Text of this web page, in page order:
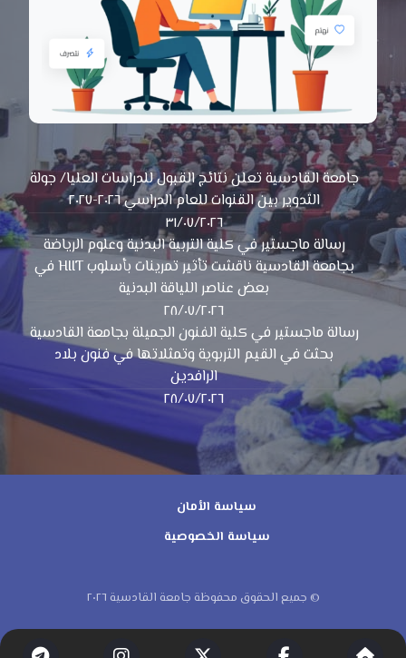
جامعة القادسية تعلن نتائج القبول للدراسات العليا/ جولة
التدوير بين القنوات للعام الدراسي ٢٠٢٦-٢٠٢٧
٣١/٠٧/٢٠٢٦
رسالة ماجستير في كلية التربية البدنية وعلوم الرياضة
بجامعة القادسية ناقشت تأثير تمرينات بأسلوب HIIT في
بعض عناصر اللياقة البدنية
٢٨/٠٧/٢٠٢٦
رسالة ماجستير في كلية الفنون الجميلة بجامعة القادسية
بحثت في القيم التربوية وتمثلاتها في فنون بلاد
الرافدين
٢٨/٠٧/٢٠٢٦
سياسة الأمان
سياسة الخصوصية
© جميع الحقوق محفوظة جامعة القادسية ٢٠٢٦